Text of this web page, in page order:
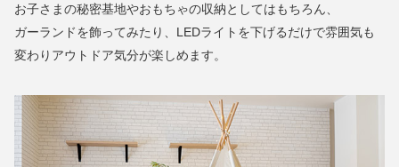
お子さまの秘密基地やおもちゃの収納としてはもちろん、
ガーランドを飾ってみたり、LEDライトを下げるだけで雰囲気も
変わりアウトドア気分が楽しめます。